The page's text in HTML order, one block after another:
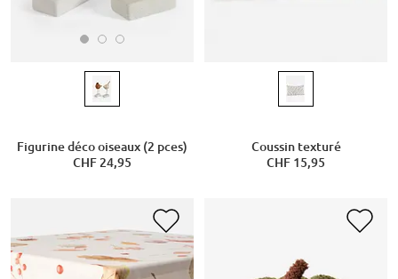
Figurine déco oiseaux (2 pces)
CHF 24,95
Coussin texturé
CHF 15,95